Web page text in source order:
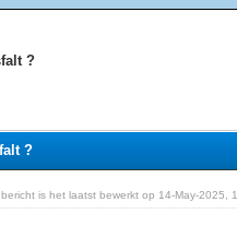
?
?
bericht is het laatst bewerkt op 14-May-2025,